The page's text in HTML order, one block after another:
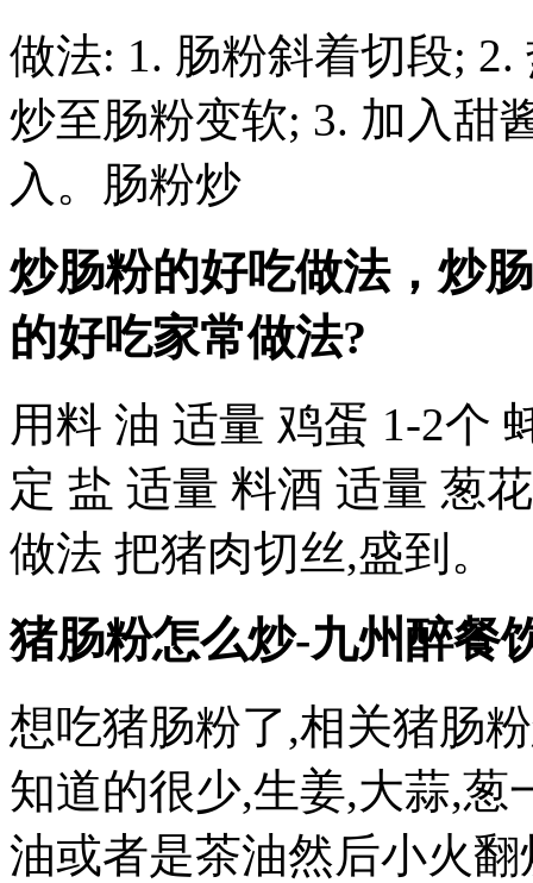
做法: 1. 肠粉斜着切段;
炒至肠粉变软; 3. 加入甜
入。肠粉炒
炒肠粉的好吃做法，炒
的好吃家常做法?
用料 油 适量 鸡蛋 1-2个
定 盐 适量 料酒 适量 葱
做法 把猪肉切丝,盛到。
猪肠粉怎么炒-九州醉餐
想吃猪肠粉了,相关猪肠
知道的很少,生姜,大蒜,葱
油或者是茶油然后小火